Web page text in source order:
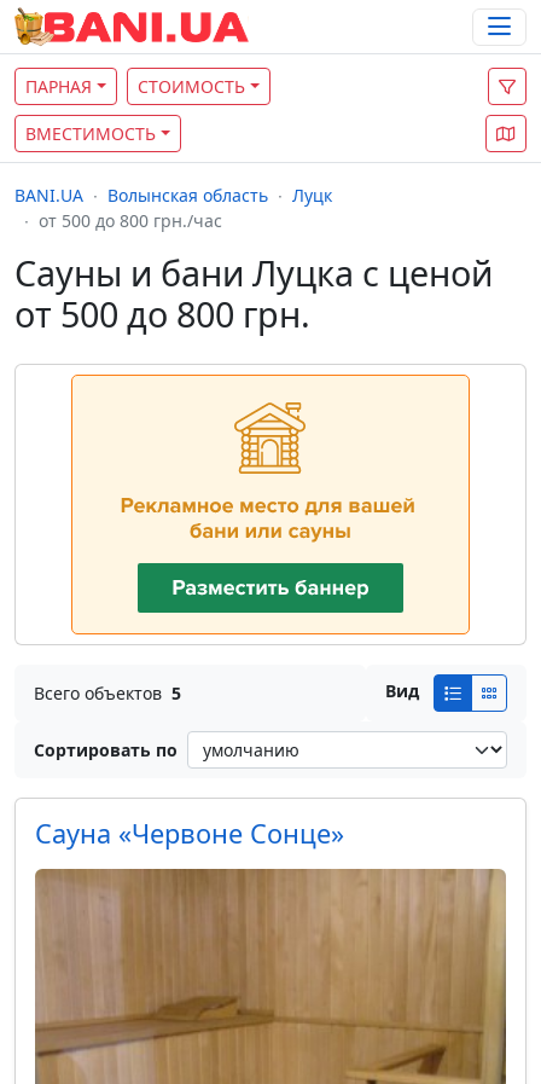
ПАРНАЯ СТОИМОСТЬ
ВМЕСТИМОСТЬ
BANI.UA Волынская область
Луцк
от 500 до 800 грн./час
Сауны и бани Луцка с ценой
от 500 до 800 грн.
Всего объектов 5 Вид
Сортировать по
Сауна «Червоне Сонце»